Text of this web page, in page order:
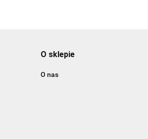
O sklepie
O nas